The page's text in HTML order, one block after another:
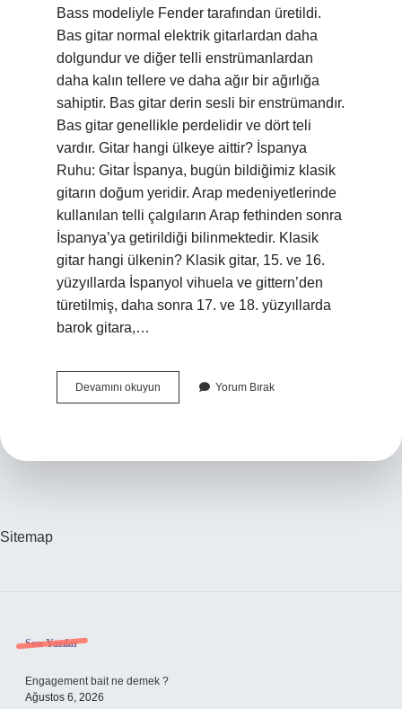
Bass modeliyle Fender tarafından üretildi.
Bas gitar normal elektrik gitarlardan daha
dolgundur ve diğer telli enstrümanlardan
daha kalın tellere ve daha ağır bir ağırlığa
sahiptir. Bas gitar derin sesli bir enstrümandır.
Bas gitar genellikle perdelidir ve dört teli
vardır. Gitar hangi ülkeye aittir? İspanya
Ruhu: Gitar İspanya, bugün bildiğimiz klasik
gitarın doğum yeridir. Arap medeniyetlerinde
kullanılan telli çalgıların Arap fethinden sonra
İspanya’ya getirildiği bilinmektedir. Klasik
gitar hangi ülkenin? Klasik gitar, 15. ve 16.
yüzyıllarda İspanyol vihuela ve gittern’den
türetilmiş, daha sonra 17. ve 18. yüzyıllarda
barok gitara,…
Devamını okuyun
Gitar
Yorum Bırak
Sitemap
Sidebar
Son Yazılar
Engagement bait ne demek ?
Ağustos 6, 2026